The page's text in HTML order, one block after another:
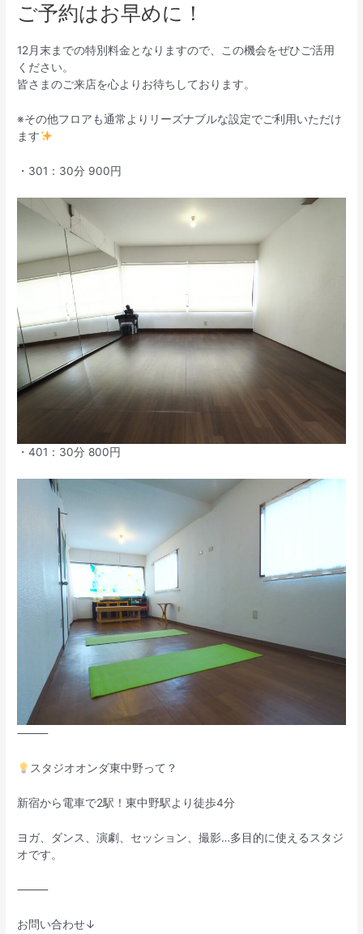
ご予約はお早めに！
12月末までの特別料金となりますので、この機会をぜひご活用
ください。
皆さまのご来店を心よりお待ちしております。
※その他フロアも通常よりリーズナブルな設定でご利用いただけ
ます
・301：30分 900円
・401：30分 800円
⸻
スタジオオンダ東中野って？
新宿から電車で2駅！東中野駅より徒歩4分
ヨガ、ダンス、演劇、セッション、撮影…多目的に使えるスタジ
オです。
⸻
お問い合わせ↓